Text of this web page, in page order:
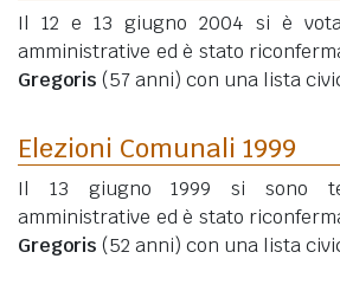
Il 12 e 13 giugno 2004 si è
amministrative ed è stato
Gregoris (57 anni) con una lista
Elezioni Comunali 1999
Il 13 giugno 1999 si sono
amministrative ed è stato
Gregoris (52 anni) con una lista